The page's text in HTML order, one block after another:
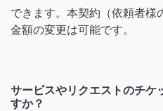
できます。本契約（依頼者様
金額の変更は可能です。
サービスやリクエストのチケ
すか？